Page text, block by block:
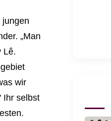
jungen
„Man
Lê.
wir
Ihr selbst